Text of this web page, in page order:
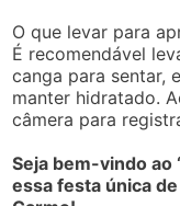
O que levar para
É recomendável
canga para sentar,
manter hidratado.
câmera para
Seja bem-vindo ao
essa festa única